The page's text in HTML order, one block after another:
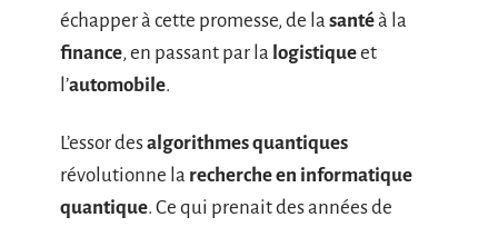
échapper à cette promesse, de la santéà la
finance, en passant par la logistiqueet
l’automobile.
L’essor desalgorithmes quantiques
révolutionne la recherche en informatique
quantique. Ce qui prenait des années de